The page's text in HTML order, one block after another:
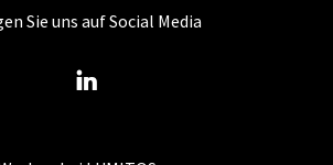
Sie uns auf Social Media